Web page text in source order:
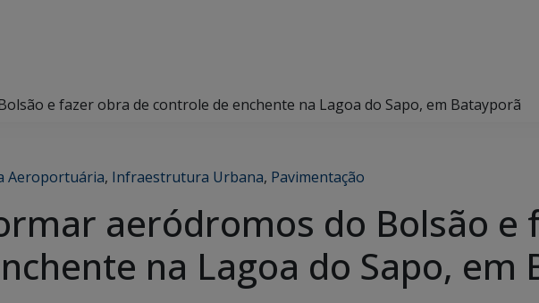
e fazer obra de controle de enchente na Lagoa do Sapo, em Batayporã
Aeroportuária, Infraestrutura Urbana, Pavimentação
aeródromos do Bolsão e
na Lagoa do Sapo, em